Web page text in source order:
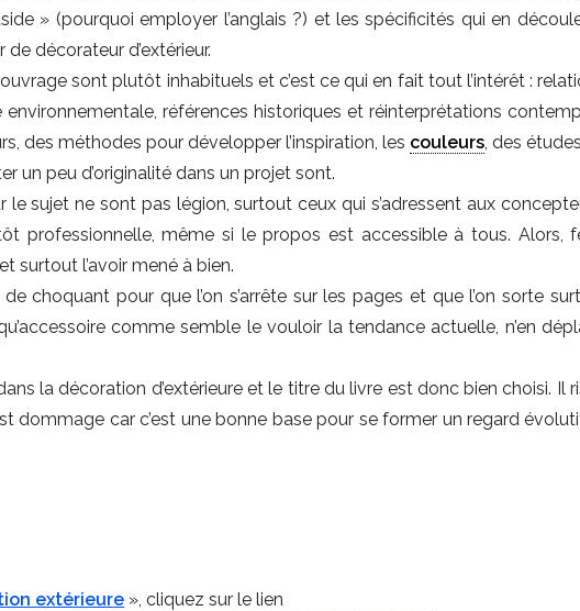
» (pourquoi employer l’anglais ?) et les spécificités qui en
décorateur d’extérieur.
sont plutôt inhabituels et c’est ce qui en fait tout l’intérêt :
environnementale, références historiques et réinterprétations
des méthodes pour développer l’inspiration, les couleurs, des
un peu d’originalité dans un projet sont.
le sujet ne sont pas légion, surtout ceux qui s’adressent aux
professionnelle, même si le propos est accessible à tous. Alors,
surtout l’avoir mené à bien.
choquant pour que l’on s’arrête sur les pages et que l’on sorte
comme semble le vouloir la tendance actuelle, n’en
la décoration d’extérieure et le titre du livre est donc bien choisi. Il
dommage car c’est une bonne base pour se former un regard
extérieure », cliquez sur le lien